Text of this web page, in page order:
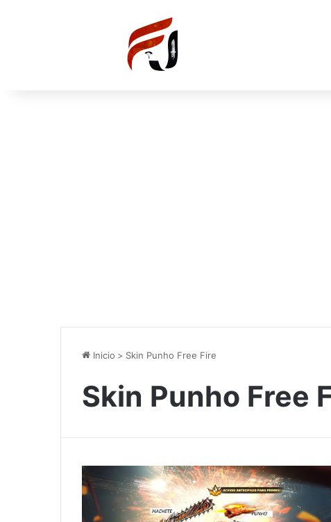
Inicio > Skin Punho Free Fire
Skin Punho Free